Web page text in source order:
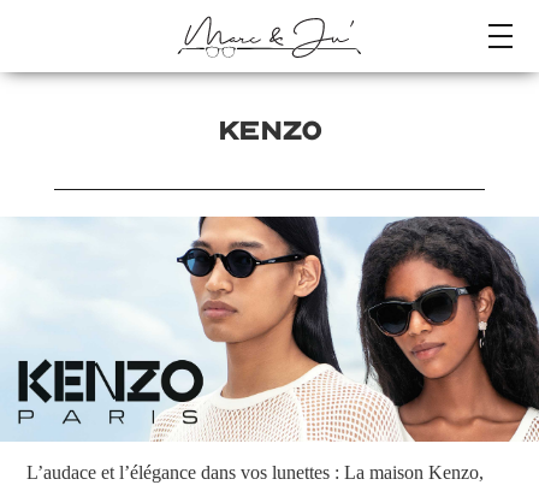
KENZO
L’audace et l’élégance dans vos lunettes : La maison Kenzo,